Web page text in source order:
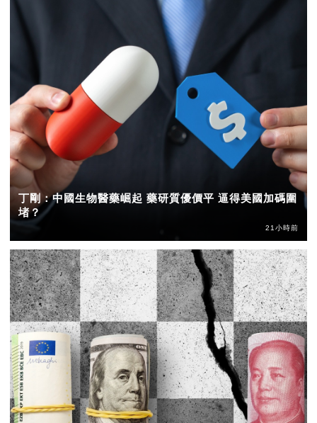
丁剛：中國生物醫藥崛起 藥研質優價平 逼得美國加碼圍
堵？
21小時前